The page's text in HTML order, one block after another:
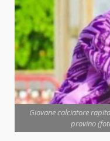
Giovane calciatore
provino